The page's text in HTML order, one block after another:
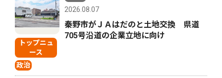
トップニュ
ース
政治
2026.08.07
秦野市がＪＡはだのと土地交換 県道
705号沿道の企業立地に向け